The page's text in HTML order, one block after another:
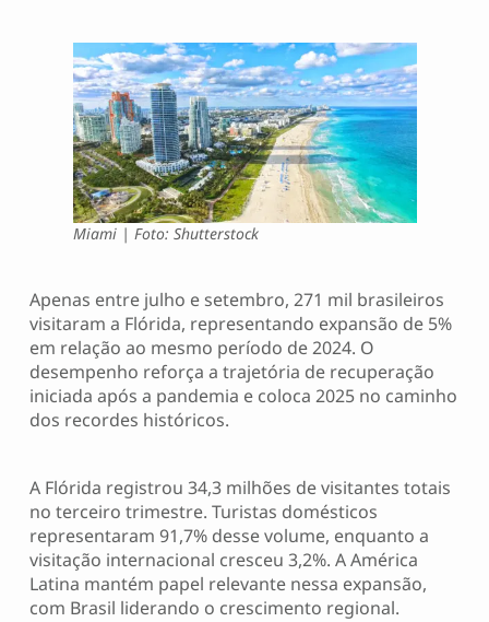
Miami | Foto: Shutterstock
Apenas entre julho e setembro, 271 mil brasileiros
visitaram a Flórida, representando expansão de 5%
em relação ao mesmo período de 2024. O
desempenho reforça a trajetória de recuperação
iniciada após a pandemia e coloca 2025 no caminho
dos recordes históricos.
A Flórida registrou 34,3 milhões de visitantes totais
no terceiro trimestre. Turistas domésticos
representaram 91,7% desse volume, enquanto a
visitação internacional cresceu 3,2%. A América
Latina mantém papel relevante nessa expansão,
com Brasil liderando o crescimento regional.